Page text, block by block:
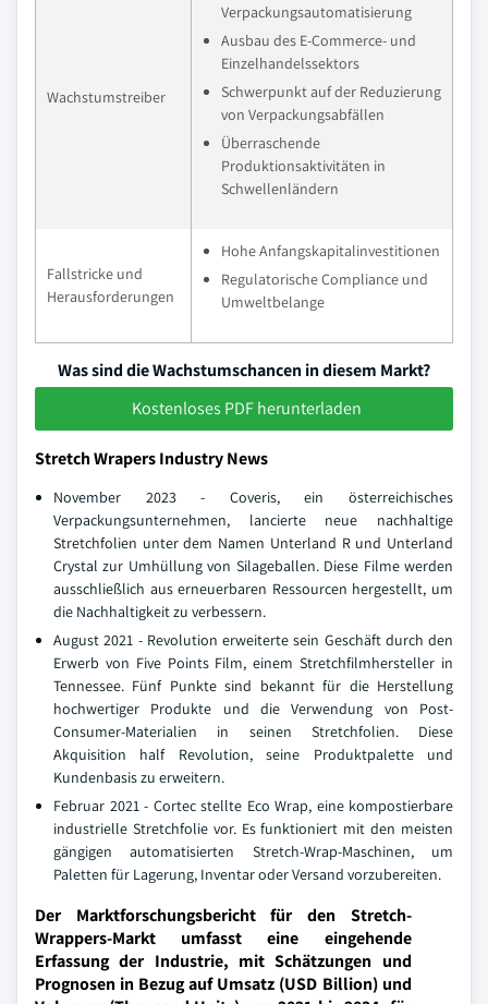
Wachstumstreiber
Verpackungsautomatisierung
Ausbau des E-Commerce- und
Einzelhandelssektors
Schwerpunkt auf der Reduzierung
von Verpackungsabfällen
Überraschende
Produktionsaktivitäten in
Schwellenländern
Fallstricke und
Herausforderungen
Hohe Anfangskapitalinvestitionen
Regulatorische Compliance und
Umweltbelange
Was sind die Wachstumschancen in diesem Markt?
Kostenloses PDF herunterladen
Stretch Wrapers Industry News
November 2023 - Coveris, ein österreichisches
Verpackungsunternehmen, lancierte neue nachhaltige
Stretchfolien unter dem Namen Unterland R und Unterland
Crystal zur Umhüllung von Silageballen. Diese Filme werden
ausschließlich aus erneuerbaren Ressourcen hergestellt, um
die Nachhaltigkeit zu verbessern.
August 2021 - Revolution erweiterte sein Geschäft durch den
Erwerb von Five Points Film, einem Stretchfilmhersteller in
Tennessee. Fünf Punkte sind bekannt für die Herstellung
hochwertiger Produkte und die Verwendung von Post-
Consumer-Materialien in seinen Stretchfolien. Diese
Akquisition half Revolution, seine Produktpalette und
Kundenbasis zu erweitern.
Februar 2021 - Cortec stellte Eco Wrap, eine kompostierbare
industrielle Stretchfolie vor. Es funktioniert mit den meisten
gängigen automatisierten Stretch-Wrap-Maschinen, um
Paletten für Lagerung, Inventar oder Versand vorzubereiten.
Der Marktforschungsbericht für den Stretch-
Wrappers-Markt umfasst eine eingehende
Erfassung der Industrie, mit Schätzungen und
Prognosen in Bezug auf Umsatz (USD Billion) und